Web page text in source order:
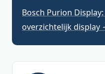
Bosch Purion
overzichtelijk display